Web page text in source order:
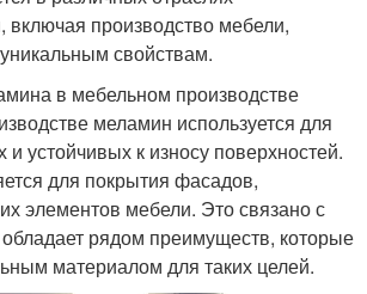
производство мебели,
свойствам.
в мебельном производстве
меламин используется для
устойчивых к износу поверхностей.
для покрытия фасадов,
элементов мебели. Это связано с
рядом преимуществ, которые
материалом для таких целей.